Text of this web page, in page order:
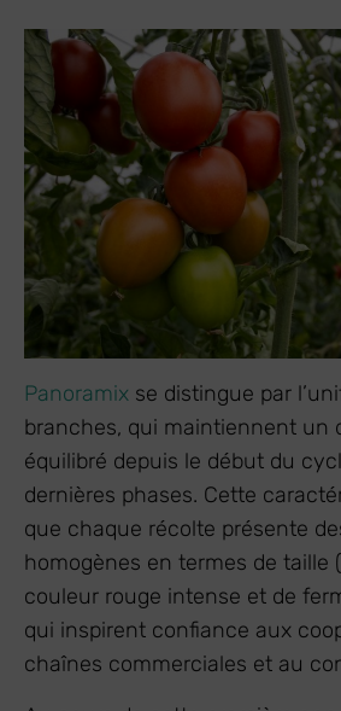
Panoramix se distingue par
branches, qui maintiennent un
équilibré depuis le début du
dernières phases. Cette
que chaque récolte présente
homogènes en termes de taille
couleur rouge intense et de
qui inspirent confiance aux
chaînes commerciales et au